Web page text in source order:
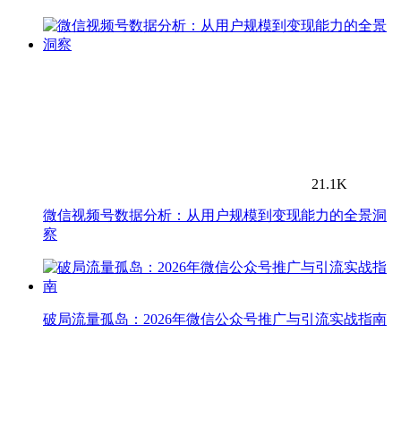
21.1K
微信视频号数据分析：从用户规模到变现能力的全景洞
察
破局流量孤岛：2026年微信公众号推广与引流实战指南